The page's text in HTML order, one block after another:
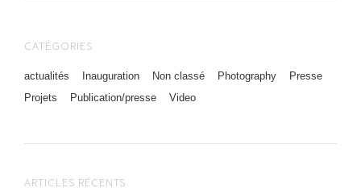
CATÉGORIES
actualités Inauguration Non classé Photography
Presse
Projets
Publication/presse Video
ARTICLES RÉCENTS